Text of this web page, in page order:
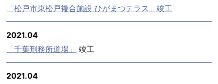
「松戸市東松戸複合施設 ひがまつテラス」竣工
2021.04
「千葉刑務所道場」
竣工
2021.04